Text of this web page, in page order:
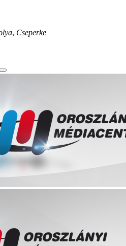
, Cseperke